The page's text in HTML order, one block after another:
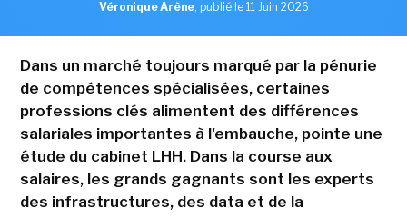
Véronique Arène, publié le 11 Juin 2026
Dans un marché toujours marqué par la pénurie
de compétences spécialisées, certaines
professions clés alimentent des différences
salariales importantes à l'embauche, pointe une
étude du cabinet LHH. Dans la course aux
salaires, les grands gagnants sont les experts
des infrastructures, des data et de la